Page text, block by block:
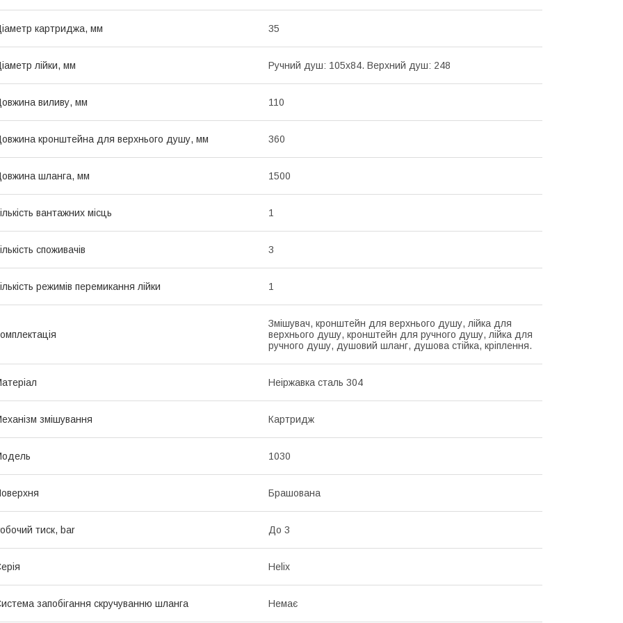
картриджа, мм 35
лійки, мм Ручний душ: 105х84. Верхний душ: 248
виливу, мм 110
кронштейна для верхнього душу, мм 360
шланга, мм 1500
вантажних місць 1
споживачів 3
режимів перемикання лійки 1
Змішувач, кронштейн для верхнього душу, лійка для
верхнього душу, кронштейн для ручного душу, лійка для
ручного душу, душовий шланг, душова стійка, кріплення.
Неіржавка сталь 304
змішування Картридж
1030
Брашована
тиск, bar До 3
Helix
запобігання скручуванню шланга Немає